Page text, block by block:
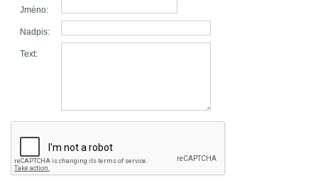
Jméno:
Nadpis:
Text: